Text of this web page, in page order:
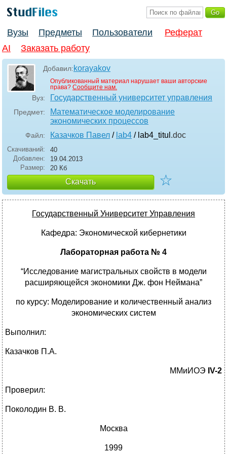
Вузы Предметы Пользователи
Реферат
AI
Заказать работу
Добавил:korayakov
Опубликованный материал нарушает ваши авторские
права? Сообщите нам.
Вуз: Государственный университет управления
Предмет:
Математическое моделирование
экономических процессов
Файл: Казачков Павел / lab4 / lab4_titul .doc
Скачиваний:
40
Добавлен:
19.04.2013
Размер:
20 Кб
Скачать ☆
Государственный Университет Управления
Кафедра: Экономической кибернетики
Лабораторная работа № 4
“Исследование магистральных свойств в модели
расширяющейся экономики Дж. фон Неймана”
по курсу: Моделирование и количественный анализ
экономических систем
Выполнил:
Казачков П.А.
ММиИОЭ IV-2
Проверил:
Поколодин В. В.
Москва
1999